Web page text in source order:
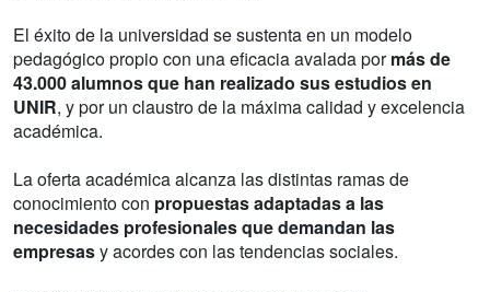
El éxito de la universidad se sustenta en un modelo
pedagógico propio con una eficacia avalada pormás de
43.000 alumnos que han realizado sus estudios en
UNIR, y por un claustro de la máxima calidad y excelencia
académica.
La oferta académica alcanza las distintas ramas de
conocimiento con propuestas adaptadas a las
necesidades profesionales que demandan las
empresasy acordes con las tendencias sociales.